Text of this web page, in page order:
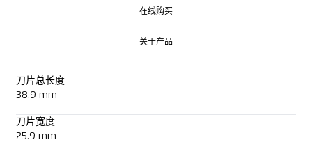
在线购买
关于产品
刀片总长度
38.9 mm
刀片宽度
25.9 mm